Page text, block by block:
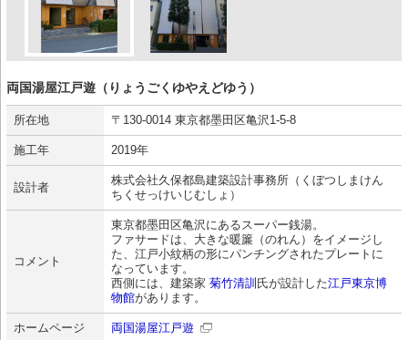
両国湯屋江戸遊（りょうごくゆやえどゆう）
所在地 〒130-0014 東京都墨田区亀沢1-5-8
施工年 2019年
設計者
株式会社久保都島建築設計事務所（くぼつしまけん
ちくせっけいじむしょ）
コメント
東京都墨田区亀沢にあるスーパー銭湯。
ファサードは、大きな暖簾（のれん）をイメージし
た、江戸小紋柄の形にパンチングされたプレートに
なっています。
西側には、建築家 菊竹清訓 氏が設計した江戸東京博
物館があります。
ホームページ 両国湯屋江戸遊